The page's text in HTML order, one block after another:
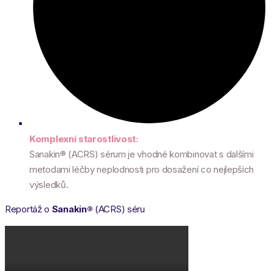
Komplexní starostlivost:
Sanakin® (ACRS) sérum je vhodné kombinovat s dalšími
metodami léčby neplodnosti pro dosažení co nejlepších
výsledků.
Reportáž o Sanakin® (ACRS) séru